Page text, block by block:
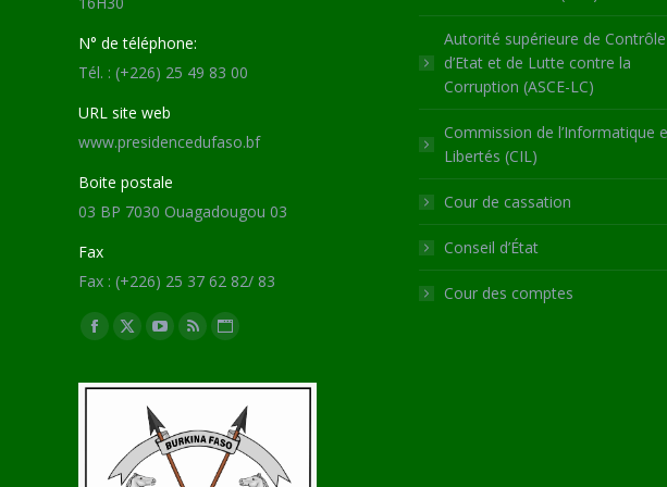
N° de téléphone:
Tél. : (+226) 25 49 83 00
URL site web
www.presidencedufaso.bf
Boite postale
03 BP 7030 Ouagadougou 03
Fax
Fax : (+226) 25 37 62 82/ 83
Trouvez nous sur :
Facebook
opens
window
X
opens
new
window
YouTube
opens
in
new
window
RSS
opens
new
window
Site
page
opens
in
new
Autorité supérieure de Contrôle
d’Etat et de Lutte contre la
Corruption (ASCE-LC)
Commission de l’Informatique
Libertés (CIL)
Cour de cassation
Conseil d’État
Cour des comptes